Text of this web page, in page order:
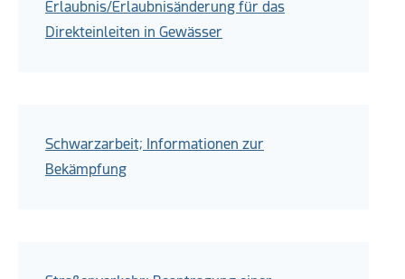
Erlaubnis/Erlaubnisänderung für das
Direkteinleiten in Gewässer
Schwarzarbeit; Informationen zur
Bekämpfung